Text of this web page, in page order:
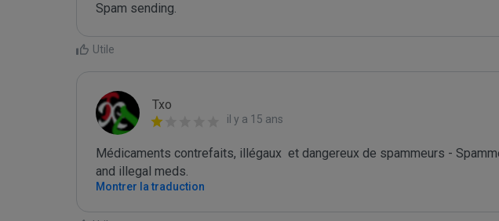
Spam sending.
Utile
Txo
il y a 15 ans
Médicaments contrefaits, illégaux  et dangereux de spammeurs -
and illegal meds.
Montrer la traduction